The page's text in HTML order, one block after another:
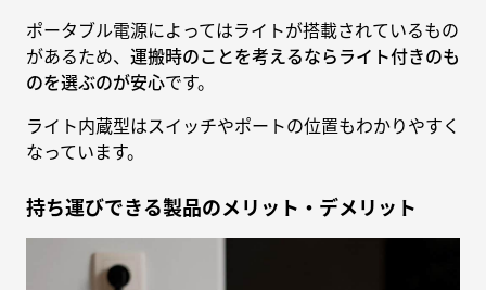
ポータブル電源によってはライトが搭載されているもの
があるため、 運搬時のことを考えるならライト付きのも
のを選ぶのが安心です。
ライト内蔵型はスイッチやポートの位置もわかりやすく
なっています。
持ち運びできる製品のメリット・デメリット